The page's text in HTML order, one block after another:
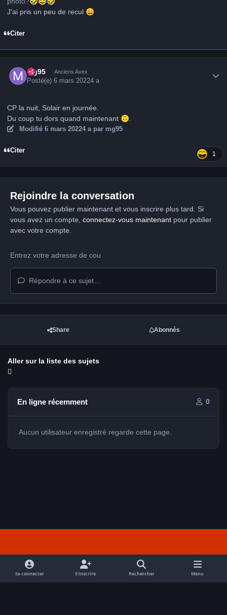
J'ai pris un peu de recul 😄
Citer
mg95 Anciens Avex
Posté(e)6 mars 20224 a
CP la nuit, Solair en journée.
Du coup tu dors quand maintenant 🙃
Modifié 6 mars 20224 apar mg95
Citer 1
Rejoindre la conversation
Vous pouvez publier maintenant et vous inscrire plus tard. Si
vous avez un compte, connectez-vous maintenantpour publier
avec votre compte.
Répondre à ce sujet…
Share Abonnés
Aller sur la liste des sujets
En ligne récemment 0
Aucun utilisateur enregistré regarde cette page.
f
a
c
Se connecter S’inscrire Rechercher Menu